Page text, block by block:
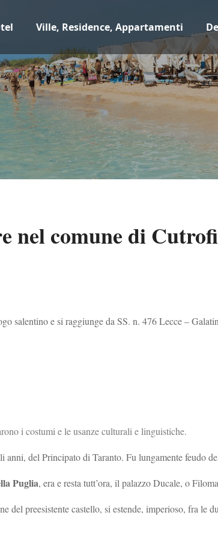
Ville, Residence, Appartamenti
nel comune di
salentino e si raggiunge da SS. n. 476 Lecce –
i costumi e le usanze culturali e linguistiche.
del Principato di Taranto. Fu lungamente feudo
Puglia, era e resta tutt’ora, il palazzo Ducale, o
del preesistente castello, si estende, imperioso, fra le